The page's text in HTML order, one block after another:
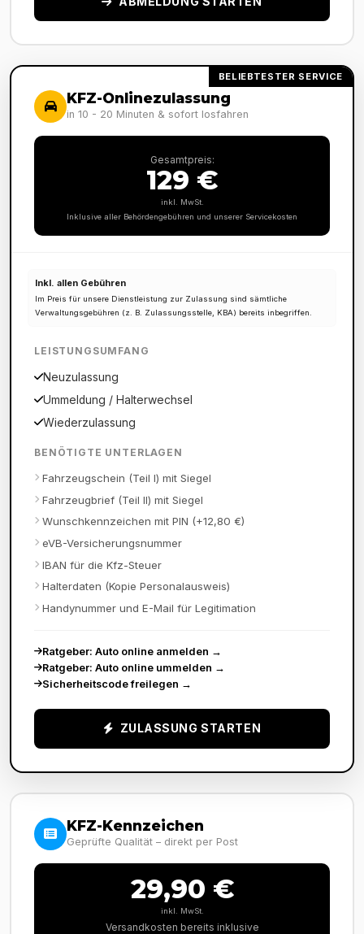
BELIEBTESTER SERVICE
KFZ-Onlinezulassung
in 10 - 20 Minuten & sofort losfahren
Gesamtpreis:
129 €
inkl. MwSt.
Inklusive aller Behördengebühren und unserer Servicekosten
Inkl. allen Gebühren
Im Preis für unsere Dienstleistung zur Zulassung sind sämtliche
Verwaltungsgebühren (z. B. Zulassungsstelle, KBA) bereits inbegriffen.
LEISTUNGSUMFANG
Neuzulassung
Ummeldung / Halterwechsel
Wiederzulassung
BENÖTIGTE UNTERLAGEN
Fahrzeugschein (Teil I) mit Siegel
Fahrzeugbrief (Teil II) mit Siegel
Wunschkennzeichen mit PIN (+12,80 €)
eVB-Versicherungsnummer
IBAN für die Kfz-Steuer
Halterdaten (Kopie Personalausweis)
Handynummer und E-Mail für Legitimation
Ratgeber: Auto online anmelden →
Ratgeber: Auto online ummelden →
Sicherheitscode freilegen →
ZULASSUNG STARTEN
KFZ-Kennzeichen
Geprüfte Qualität – direkt per Post
29,90 €
inkl. MwSt.
Versandkosten bereits inklusive